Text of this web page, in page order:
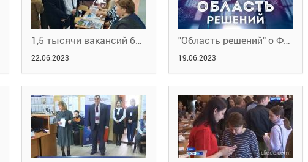
1,5 тысячи вакансий будет предоставлено орловским работодателями на федеральном этапе Всероссийской ярмарке вакансий
22.06.2023
"Область решений" о Федеральном этапе Всероссийской ярмарки трудоустройства
19.06.2023